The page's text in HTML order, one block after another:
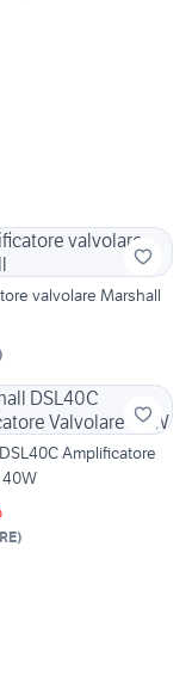
valvolare Marshall
)
Amplificatore
40W
RE)